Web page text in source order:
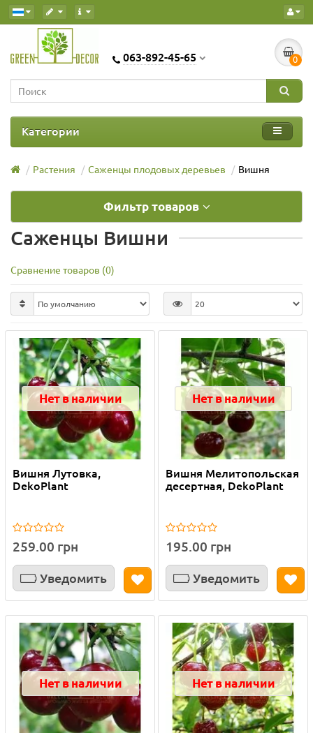
063-892-45-65 0
Категории
Растения Саженцы плодовых деревьев Вишня
Фильтр товаров
Саженцы Вишни
Сравнение товаров (0)
Нет в наличии
Вишня Лутовка,
DekoPlant
259.00 грн
Уведомить
Нет в наличии
Вишня Мелитопольская
десертная, DekoPlant
195.00 грн
Уведомить
Нет в наличии Нет в наличии